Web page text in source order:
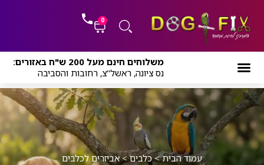
לתוכן
0
עגלת
קניות
משלוחים חינם מעל 200 ש"ח באזורים:
נס ציונה, ראשל"צ, רחובות והסביבה
עמוד הבית>כלבים>אביזרים לכלבים